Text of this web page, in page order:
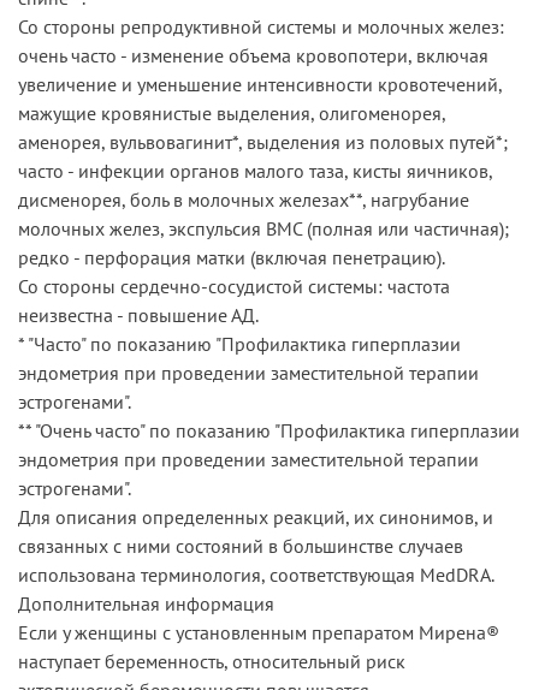
Со стороны репродуктивной системы и молочных желез:
очень часто - изменение объема кровопотери, включая
увеличение и уменьшение интенсивности кровотечений,
мажущие кровянистые выделения, олигоменорея,
аменорея, вульвовагинит*, выделения из половых путей*;
часто - инфекции органов малого таза, кисты яичников,
дисменорея, боль в молочных железах**, нагрубание
молочных желез, экспульсия ВМС (полная или частичная);
редко - перфорация матки (включая пенетрацию).
Со стороны сердечно-сосудистой системы: частота
неизвестна - повышение АД.
* "Часто" по показанию "Профилактика гиперплазии
эндометрия при проведении заместительной терапии
эстрогенами".
** "Очень часто" по показанию "Профилактика гиперплазии
эндометрия при проведении заместительной терапии
эстрогенами".
Для описания определенных реакций, их синонимов, и
связанных с ними состояний в большинстве случаев
использована терминология, соответствующая MedDRA.
Дополнительная информация
Если у женщины с установленным препаратом Мирена®
наступает беременность, относительный риск